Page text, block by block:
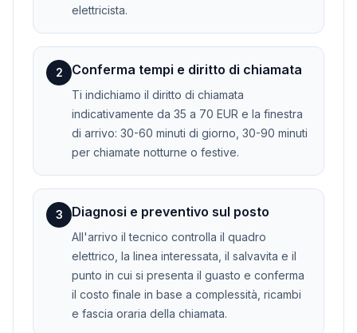
elettricista.
2 Conferma tempi e diritto di chiamata
Ti indichiamo il diritto di chiamata
indicativamente da 35 a 70 EUR e la finestra
di arrivo: 30-60 minuti di giorno, 30-90 minuti
per chiamate notturne o festive.
3 Diagnosi e preventivo sul posto
All'arrivo il tecnico controlla il quadro
elettrico, la linea interessata, il salvavita e il
punto in cui si presenta il guasto e conferma
il costo finale in base a complessità, ricambi
e fascia oraria della chiamata.